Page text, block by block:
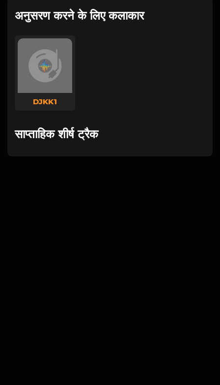
अनुसरण करने के लिए कलाकार
DJKK1
साप्ताहिक शीर्ष ट्रैक